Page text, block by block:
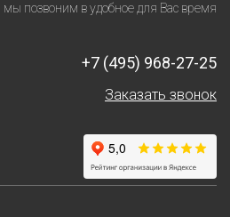
мы позвоним в удобное для Вас время
+7 (495) 968-27-25
Заказать звонок